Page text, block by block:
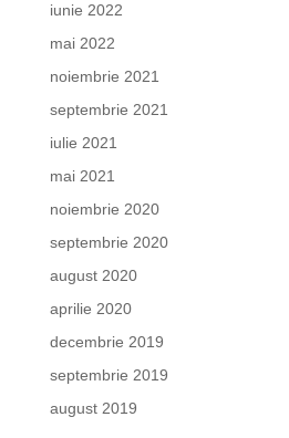
iunie 2022
mai 2022
noiembrie 2021
septembrie 2021
iulie 2021
mai 2021
noiembrie 2020
septembrie 2020
august 2020
aprilie 2020
decembrie 2019
septembrie 2019
august 2019